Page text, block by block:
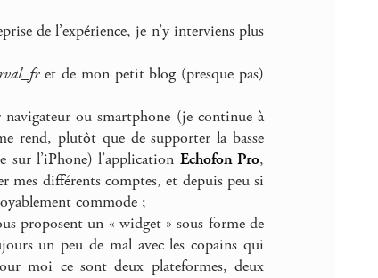
de l’expérience, je n’y interviens plus
et de mon petit blog (presque pas)
navigateur ou smartphone (je continue à
rend, plutôt que de supporter la basse
l’iPhone) l’application Echofon Pro,
mes différents comptes, et depuis peu si
commode ;
proposent un « widget » sous forme de
un peu de mal avec les copains qui
moi ce sont deux plateformes, deux